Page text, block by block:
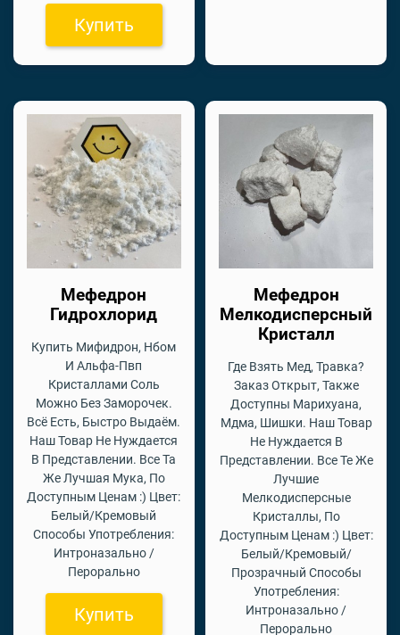
Купить
Мефедрон
Гидрохлорид
Купить Мифидрон, Нбом
И Альфа-Пвп
Кристаллами Соль
Можно Без Заморочек.
Всё Есть, Быстро Выдаём.
Наш Товар Не Нуждается
В Представлении. Все Та
Же Лучшая Мука, По
Доступным Ценам :) Цвет:
Белый/Кремовый
Способы Употребления:
Интроназально /
Перорально
Купить
Мефедрон
Мелкодисперсный
Кристалл
Где Взять Мед, Травка?
Заказ Открыт, Также
Доступны Марихуана,
Мдма, Шишки. Наш Товар
Не Нуждается В
Представлении. Все Те Же
Лучшие
Мелкодисперсные
Кристаллы, По
Доступным Ценам :) Цвет:
Белый/Кремовый/
Прозрачный Способы
Употребления:
Интроназально /
Перорально